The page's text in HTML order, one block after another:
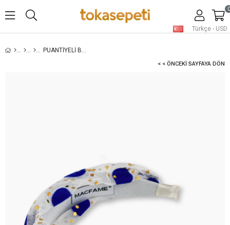
Türkçe - USD
0
PUANTIYELI BEYAZ KADIN TAÇ
< < ÖNCEKI SAYFAYA DÖN